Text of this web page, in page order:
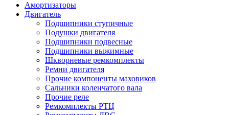
Амортизаторы
Двигатель
Подшипники ступичные
Подушки двигателя
Подшипники подвесные
Подшипники выжимные
Шкворневые ремкомплекты
Ремни двигателя
Прочие компоненты маховиков
Сальники коленчатого вала
Прочие реле
Ремкомплекты РТЦ